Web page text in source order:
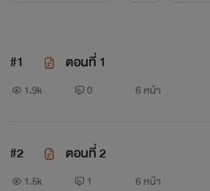
#1 ตอนที่ 1
1.9k 0 6 หน้า
#2 ตอนที่ 2
1.5k 1 6 หน้า